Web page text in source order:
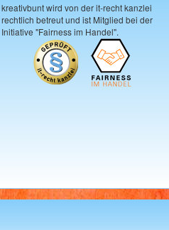
kreativbunt wird von der it-recht kanzlei
rechtlich betreut und ist Mitglied bei der
Initiative "Fairness im Handel".